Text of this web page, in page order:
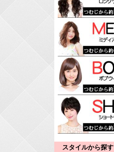
スタイルから探す